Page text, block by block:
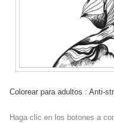
Colorear para adultos : Anti-
Haga clic en los botones a